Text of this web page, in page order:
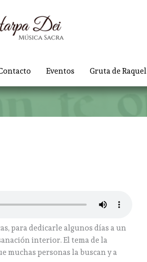
Eventos Gruta de Raquel
para dedicarle algunos días a un
interior. El tema de la
muchas personas la buscan y a